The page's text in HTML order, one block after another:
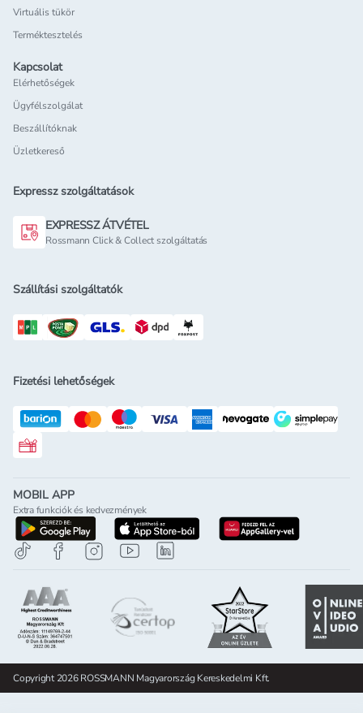
Virtuális tükör
Terméktesztelés
Kapcsolat
Elérhetőségek
Ügyfélszolgálat
Beszállítóknak
Üzletkereső
Expressz szolgáltatások
EXPRESSZ ÁTVÉTEL
Rossmann Click & Collect szolgáltatás
Szállítási szolgáltatók
Fizetési lehetőségek
Rossmann ajándékkártya
MOBIL APP
Extra funkciók és kedvezmények
letöltés a google-play-rölletöltés az app-store-ból
letöltés
Copyright 2026 ROSSMANN Magyarország Kereskedelmi Kft.